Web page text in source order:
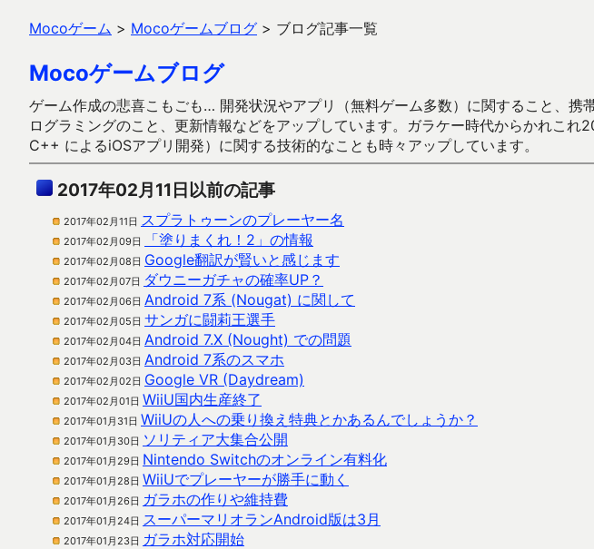
Mocoゲーム > Mocoゲームブログ > ブログ記事一覧
Mocoゲームブログ
ゲーム作成の悲喜こもごも… 開発状況やアプリ（無料ゲーム多数）に関すること、
ログラミングのこと、更新情報などをアップしています。ガラケー時代からかれこ
C++ によるiOSアプリ開発）に関する技術的なことも時々アップしています。
2017年02月11日以前の記事
2017年02月11日 スプラトゥーンのプレーヤー名
2017年02月09日 「塗りまくれ！2」の情報
2017年02月08日 Google翻訳が賢いと感じます
2017年02月07日 ダウニーガチャの確率UP？
2017年02月06日 Android 7系 (Nougat) に関して
2017年02月05日 サンガに闘莉王選手
2017年02月04日 Android 7.X (Nought) での問題
2017年02月03日 Android 7系のスマホ
2017年02月02日 Google VR (Daydream)
2017年02月01日 WiiU国内生産終了
2017年01月31日 WiiUの人への乗り換え特典とかあるんでしょうか？
2017年01月30日 ソリティア大集合公開
2017年01月29日 Nintendo Switchのオンライン有料化
2017年01月28日 WiiUでプレーヤーが勝手に動く
2017年01月26日 ガラホの作りや維持費
2017年01月24日 スーパーマリオランAndroid版は3月
2017年01月23日 ガラホ対応開始